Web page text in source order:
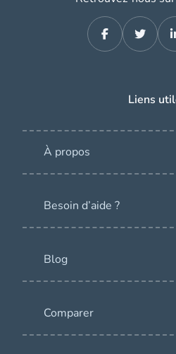
Liens
À propos
Besoin d’aide ?
Blog
Comparer